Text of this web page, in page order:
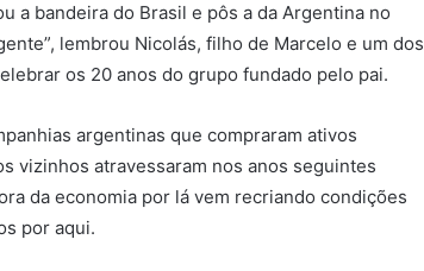
a bandeira do Brasil e pôs a da Argentina no
lembrou Nicolás, filho de Marcelo e um dos
os 20 anos do grupo fundado pelo pai.
argentinas que compraram ativos
vizinhos atravessaram nos anos seguintes
da economia por lá vem recriando condições
por aqui.